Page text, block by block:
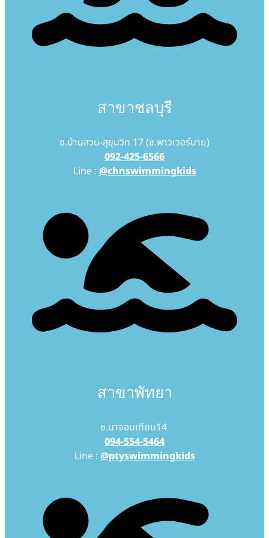
สาขาชลบุรี
ซ.บ้านสวน-สุขุมวิท 17 (ซ.พาวเวอร์บาย)
092-425-6566
Line : @chnswimmingkids
สาขาพัทยา
ซ.นาจอมเทียน14
094-554-5464
Line : @ptyswimmingkids